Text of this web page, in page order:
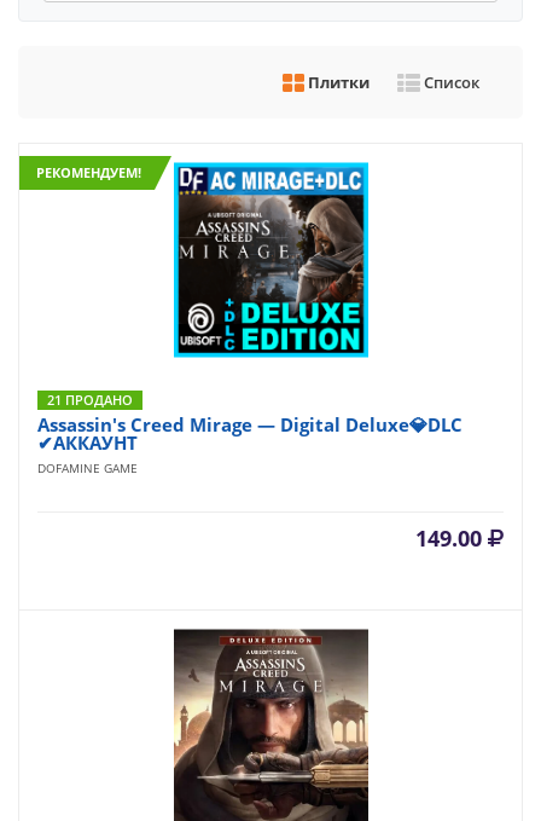
Плитки Список
РЕКОМЕНДУЕМ!
21 ПРОДАНО
Assassin's Creed Mirage — Digital Deluxe💎DLC
✔АККАУНТ
DOFAMINE GAME
149.00